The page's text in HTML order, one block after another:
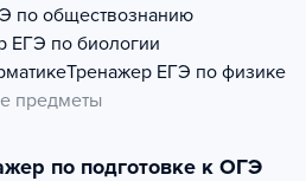
по обществознанию
ЕГЭ по биологии
Тренажер ЕГЭ по физике
предметы
по подготовке к ОГЭ